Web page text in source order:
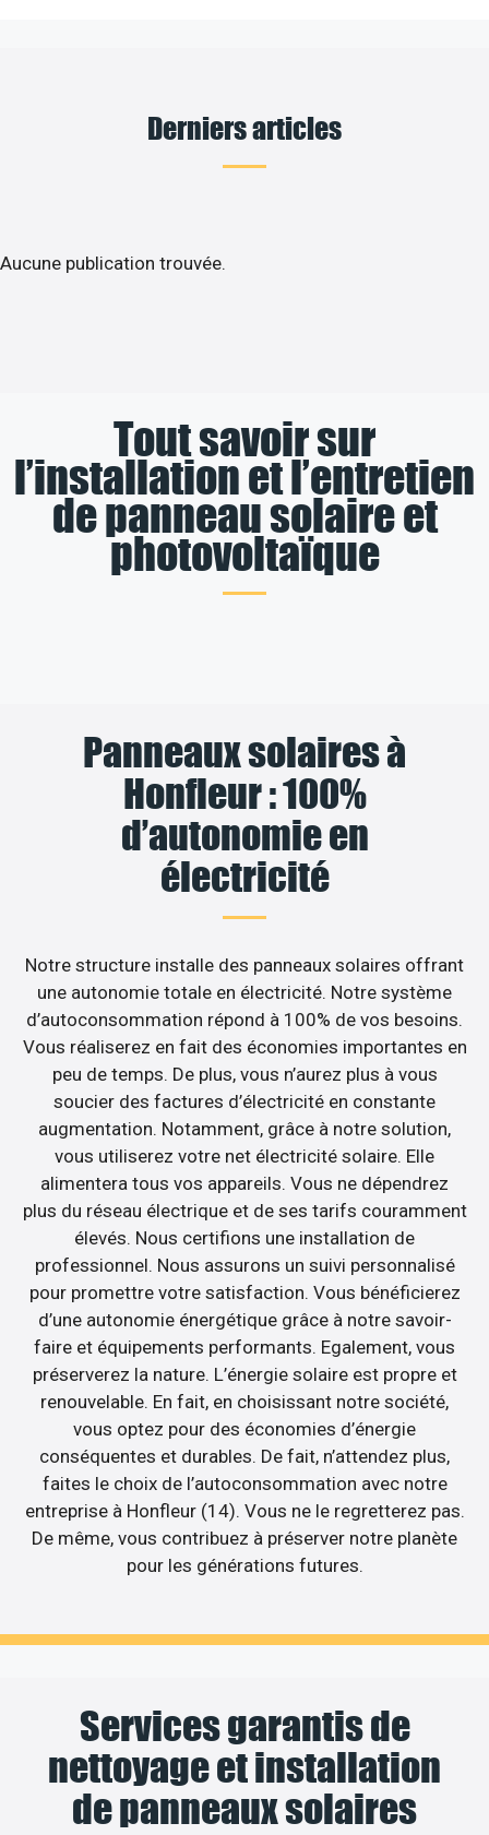
Derniers articles
Aucune publication trouvée.
Tout savoir sur
l’installation et l’entretien
de panneau solaire et
photovoltaïque
Panneaux solaires à
Honfleur : 100%
d’autonomie en
électricité
Notre structure installe des panneaux solaires offrant
une autonomie totale en électricité. Notre système
d’autoconsommation répond à 100% de vos besoins.
Vous réaliserez en fait des économies importantes en
peu de temps. De plus, vous n’aurez plus à vous
soucier des factures d’électricité en constante
augmentation. Notamment, grâce à notre solution,
vous utiliserez votre net électricité solaire. Elle
alimentera tous vos appareils. Vous ne dépendrez
plus du réseau électrique et de ses tarifs couramment
élevés. Nous certifions une installation de
professionnel. Nous assurons un suivi personnalisé
pour promettre votre satisfaction. Vous bénéficierez
d’une autonomie énergétique grâce à notre savoir-
faire et équipements performants. Egalement, vous
préserverez la nature. L’énergie solaire est propre et
renouvelable. En fait, en choisissant notre société,
vous optez pour des économies d’énergie
conséquentes et durables. De fait, n’attendez plus,
faites le choix de l’autoconsommation avec notre
entreprise à Honfleur (14). Vous ne le regretterez pas.
De même, vous contribuez à préserver notre planète
pour les générations futures.
Services garantis de
nettoyage et installation
de panneaux solaires